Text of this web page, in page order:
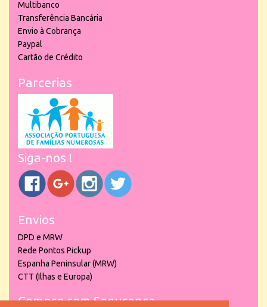
Multibanco
Transferência Bancária
Envio à Cobrança
Paypal
Cartão de Crédito
Parcerias
Siga-nos !
Envios
DPD e MRW
Rede Pontos Pickup
Espanha Peninsular (MRW)
CTT (Ilhas e Europa)
Compre com Segurança